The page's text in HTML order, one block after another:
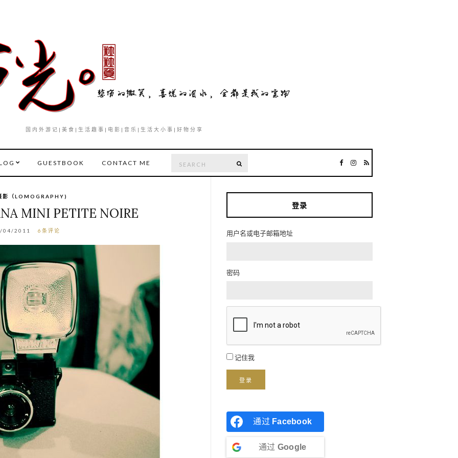
国内外游记|美食|生活趣事|电影|音乐|生活大小事|好物分享
GUESTBOOK CONTACT ME
影（LOMOGRAPHY)
MINI PETITE NOIRE
04/2011 6条评论
登录
用户名或电子邮箱地址
密码
记住我
登录
通过 Facebook
通过 Google